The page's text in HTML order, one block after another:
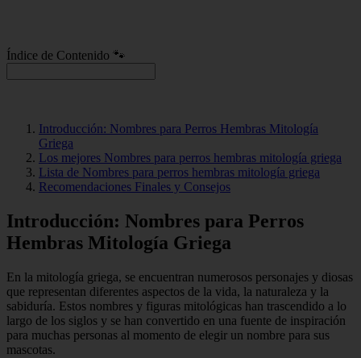
Índice de Contenido 🐾
Introducción: Nombres para Perros Hembras Mitología
Griega
Los mejores Nombres para perros hembras mitología griega
Lista de Nombres para perros hembras mitología griega
Recomendaciones Finales y Consejos
Introducción: Nombres para Perros
Hembras Mitología Griega
En la mitología griega, se encuentran numerosos personajes y diosas
que representan diferentes aspectos de la vida, la naturaleza y la
sabiduría. Estos nombres y figuras mitológicas han trascendido a lo
largo de los siglos y se han convertido en una fuente de inspiración
para muchas personas al momento de elegir un nombre para sus
mascotas.